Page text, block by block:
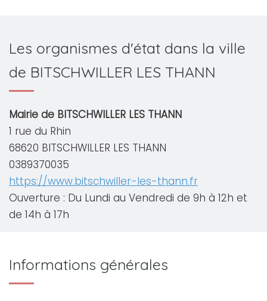
Les organismes d'état dans la ville
de BITSCHWILLER LES THANN
Mairie de BITSCHWILLER LES THANN
1 rue du Rhin
68620 BITSCHWILLER LES THANN
0389370035
https://www.bitschwiller-les-thann.fr
Ouverture : Du Lundi au Vendredi de 9h à 12h et
de 14h à 17h
Informations générales